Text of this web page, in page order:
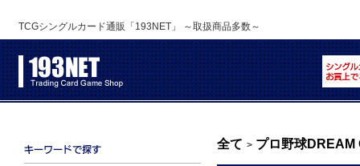
TCGシングルカード通販「193NET」 ～取扱商品多数～
全て > プロ野球DREAM